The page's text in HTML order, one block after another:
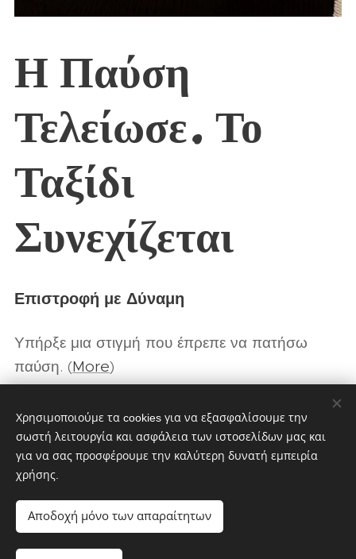
Η Παύση
Τελείωσε. Το
Ταξίδι
Συνεχίζεται
Επιστροφή με Δύναμη
Υπήρξε μια στιγμή που έπρεπε να πατήσω
παύση. (More)
Powered byWebnode
Χρησιμοποιούμε τα cookies για να εξασφαλίσουμε την
σωστή λειτουργία και ασφάλεια των ιστοσελίδων μας και
για να σας προσφέρουμε την καλύτερη δυνατή εμπειρία
χρήσης.
Αποδοχή μόνο των απαραίτητων